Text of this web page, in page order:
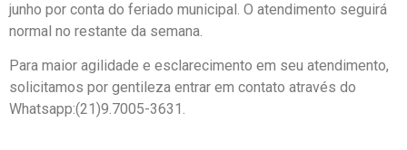
junho por conta do feriado municipal. O atendimento seguirá
normal no restante da semana.
Para maior agilidade e esclarecimento em seu atendimento,
solicitamos por gentileza entrar em contato através do
Whatsapp:(21)9.7005-3631.